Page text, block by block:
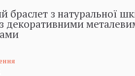
браслет з натуральної
декоративними